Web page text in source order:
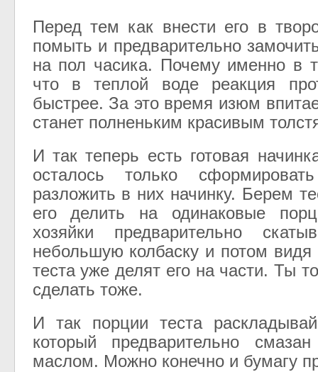
Перед тем как внести его в
помыть и предварительно
на пол часика. Почему именно в
что в теплой воде реакция
быстрее. За это время изюм
станет полненьким красивым
И так теперь есть готовая
осталось только
разложить в них начинку. Берем
его делить на одинаковые
хозяйки предварительно
небольшую колбаску и потом видя
теста уже делят его на части. Ты
сделать тоже.
И так порции теста
который предварительно
маслом. Можно конечно и бумагу